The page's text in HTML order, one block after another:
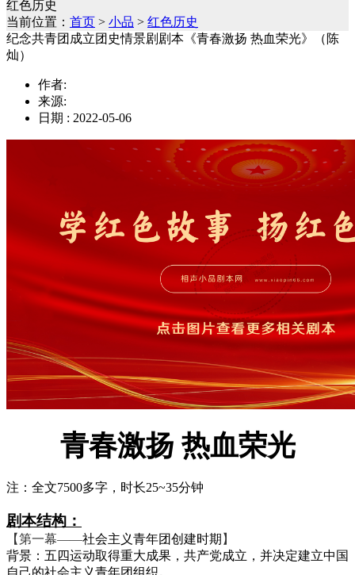
红色历史
当前位置： 首页 > 小品 > 红色历史
纪念共青团成立团史情景剧剧本《青春激扬 热血荣光》（陈
灿）
作者:
来源:
日期 : 2022-05-06
青春激扬 热血荣光
注：全文7500多字，时长25~35分钟
剧本结构：
【第一幕——社会主义青年团创建时期 】
背景：五四运动取得重大成果， 共产党成立，并决定建立中国